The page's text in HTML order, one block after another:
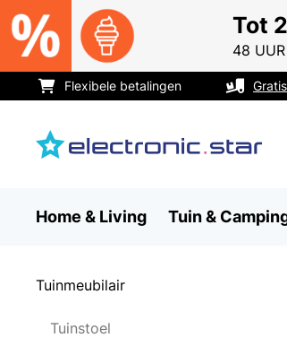
Tot
48
Flexibele betalingen
Home & Living Tuin &
Tuinmeubilair
Tuinstoel